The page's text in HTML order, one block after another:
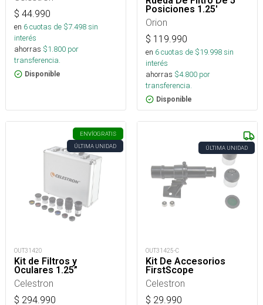
$ 44.990
en 6cuotas de $7.498sin
interés
ahorras $1.800 por
transferencia.
Disponible
Posiciones 1.25'
Orion
$ 119.990
en 6cuotas de $19.998sin
interés
ahorras $4.800 por
transferencia.
Disponible
ENVÍOGRATIS
ÚLTIMA UNIDAD
OUT31420
Kit de Filtros y
Oculares 1.25”
Celestron
$ 294.990
ÚLTIMA UNIDAD
OUT31425-C
Kit De Accesorios
FirstScope
Celestron
$ 29.990